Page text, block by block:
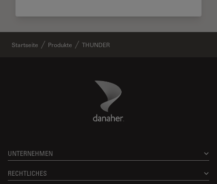
Startseite Produkte THUNDER
Danaher Logo
UNTERNEHMEN
RECHTLICHES